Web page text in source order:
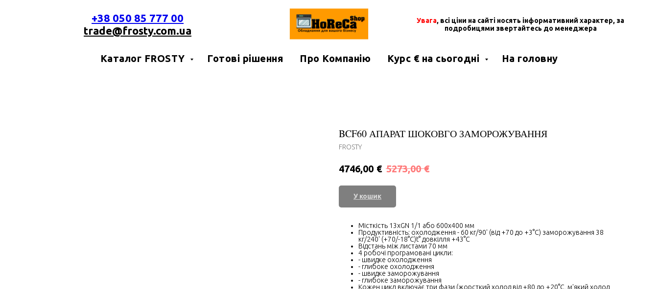
+38 050 85 777 00
trade@frosty.com.ua
Увага, всі ціни на сайті носять інформативний характер, за
подробицями звертайтесь до менеджера
Каталог FROSTY Готові рішення Про Компанію Курс € на сьогодні На головну
BCF60 АПАРАТ ШОКОВГО ЗАМОРОЖУВАННЯ
FROSTY
4746,00 € 5273,00 €
У кошик
Місткість 13хGN 1/1 або 600х400 мм
Продуктивність: охолодження - 60 кг/90' (від +70 до +3°C) заморожування 38
кг/240' (+70/-18°C)t° довкілля +43°С
Відстань між листами 70 мм
4 робочі програмовані цикли:
- швидке охолодження
- глибоке охолодження
- швидке заморожування
- глибоке заморожування
Кожен цикл включає три фази (жорсткий холод від +80 до +20°C, м'який холод